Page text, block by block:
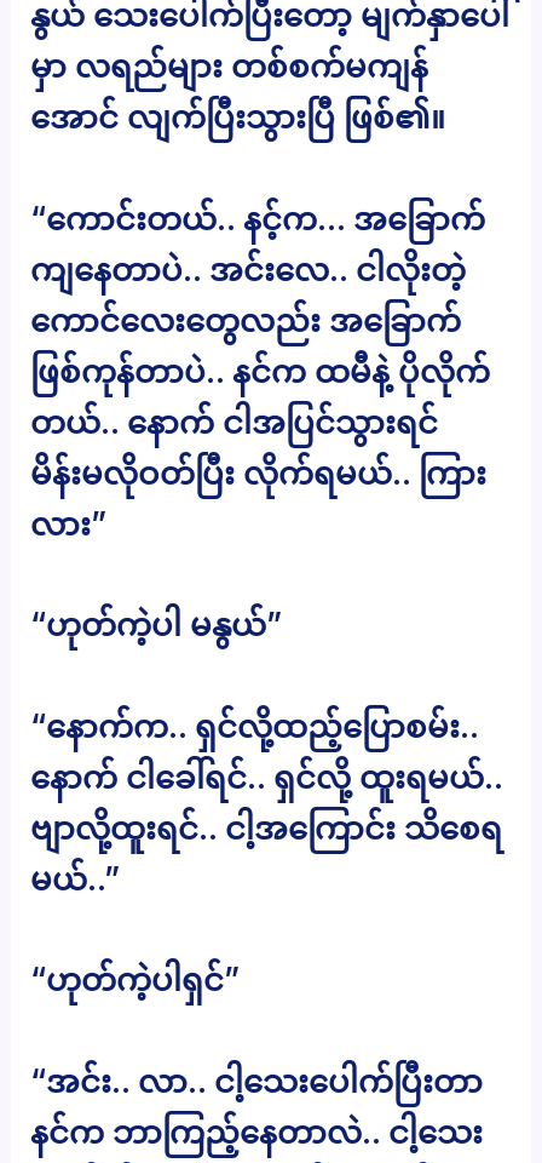
နွယ် သေးပေါက်ပြီးတော့ မျက်နှာပေါ်
မှာ လရည်များ တစ်စက်မကျန်
အောင် လျက်ပြီးသွားပြီ ဖြစ်၏။
“ကောင်းတယ်.. နင့်က… အခြောက်
ကျနေတာပဲ.. အင်းလေ.. ငါလိုးတဲ့
ကောင်လေးတွေလည်း အခြောက်
ဖြစ်ကုန်တာပဲ.. နင်က ထမီနဲ့ ပိုလိုက်
တယ်.. နောက် ငါအပြင်သွားရင်
မိန်းမလိုဝတ်ပြီး လိုက်ရမယ်.. ကြား
လား”
“ဟုတ်ကဲ့ပါ မနွယ်”
“နောက်က.. ရှင်လို့ထည့်ပြောစမ်း..
နောက် ငါခေါ်ရင်.. ရှင်လို့ ထူးရမယ်..
ဗျာလို့ထူးရင်.. ငါ့အကြောင်း သိစေရ
မယ်..”
“ဟုတ်ကဲ့ပါရှင်”
“အင်း.. လာ.. ငါ့သေးပေါက်ပြီးတာ
နင်က ဘာကြည့်နေတာလဲ.. ငါ့သေး